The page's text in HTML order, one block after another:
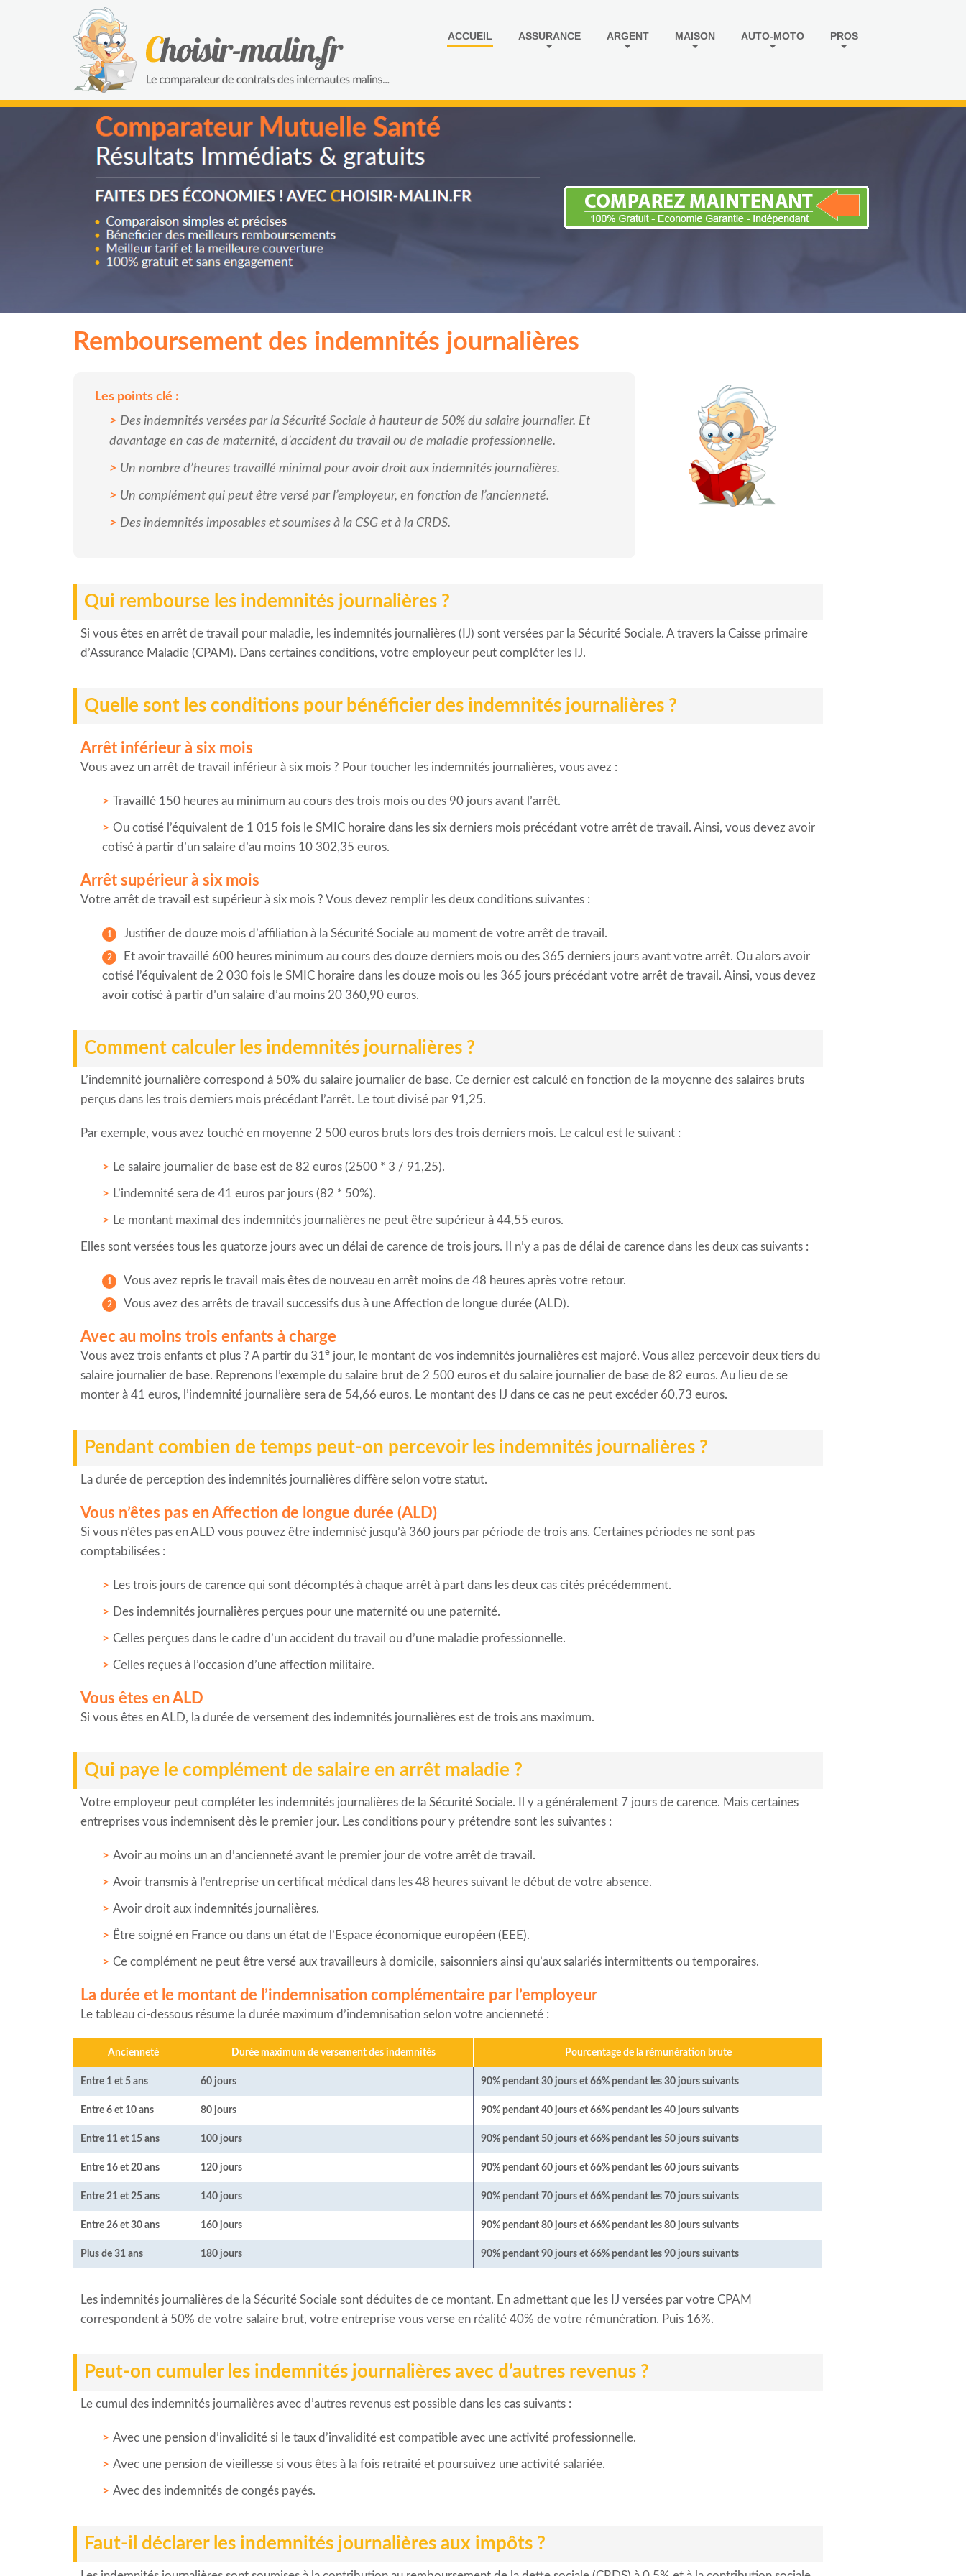
ACCUEIL ASSURANCE ARGENT MAISON AUTO-MOTO PROS
Remboursement des indemnités journalières
Les points clé :
Des indemnités versées par la Sécurité Sociale à hauteur de 50% du salaire journalier. Et
davantage en cas de maternité, d’accident du travail ou de maladie professionnelle.
Un nombre d’heures travaillé minimal pour avoir droit aux indemnités journalières.
Un complément qui peut être versé par l’employeur, en fonction de l’ancienneté.
Des indemnités imposables et soumises à la CSG et à la CRDS.
Qui rembourse les indemnités journalières ?
Si vous êtes en arrêt de travail pour maladie, les indemnités journalières (IJ) sont versées par la Sécurité Sociale. A travers la Caisse primaire
d’Assurance Maladie (CPAM). Dans certaines conditions, votre employeur peut compléter les IJ.
Quelle sont les conditions pour bénéficier des indemnités journalières ?
Arrêt inférieur à six mois
Vous avez un arrêt de travail inférieur à six mois ? Pour toucher les indemnités journalières, vous avez :
Travaillé 150 heures au minimum au cours des trois mois ou des 90 jours avant l’arrêt.
Ou cotisé l’équivalent de 1 015 fois le SMIC horaire dans les six derniers mois précédant votre arrêt de travail. Ainsi, vous devez avoir
cotisé à partir d’un salaire d’au moins 10 302,35 euros.
Arrêt supérieur à six mois
Votre arrêt de travail est supérieur à six mois ? Vous devez remplir les deux conditions suivantes :
Justifier de douze mois d’affiliation à la Sécurité Sociale au moment de votre arrêt de travail.
Et avoir travaillé 600 heures minimum au cours des douze derniers mois ou des 365 derniers jours avant votre arrêt. Ou alors avoir
cotisé l’équivalent de 2 030 fois le SMIC horaire dans les douze mois ou les 365 jours précédant votre arrêt de travail. Ainsi, vous devez
avoir cotisé à partir d’un salaire d’au moins 20 360,90 euros.
Comment calculer les indemnités journalières ?
L’indemnité journalière correspond à 50% du salaire journalier de base. Ce dernier est calculé en fonction de la moyenne des salaires bruts
perçus dans les trois derniers mois précédant l’arrêt. Le tout divisé par 91,25.
Par exemple, vous avez touché en moyenne 2 500 euros bruts lors des trois derniers mois. Le calcul est le suivant :
Le salaire journalier de base est de 82 euros (2500 * 3 / 91,25).
L’indemnité sera de 41 euros par jours (82 * 50%).
Le montant maximal des indemnités journalières ne peut être supérieur à 44,55 euros.
Elles sont versées tous les quatorze jours avec un délai de carence de trois jours. Il n’y a pas de délai de carence dans les deux cas suivants :
Vous avez repris le travail mais êtes de nouveau en arrêt moins de 48 heures après votre retour.
Vous avez des arrêts de travail successifs dus à une Affection de longue durée (ALD).
Avec au moins trois enfants à charge
Vous avez trois enfants et plus ? A partir du 31e jour, le montant de vos indemnités journalières est majoré. Vous allez percevoir deux tiers du
salaire journalier de base. Reprenons l’exemple du salaire brut de 2 500 euros et du salaire journalier de base de 82 euros. Au lieu de se
monter à 41 euros, l’indemnité journalière sera de 54,66 euros. Le montant des IJ dans ce cas ne peut excéder 60,73 euros.
Pendant combien de temps peut-on percevoir les indemnités journalières ?
La durée de perception des indemnités journalières diffère selon votre statut.
Vous n’êtes pas en Affection de longue durée (ALD)
Si vous n’êtes pas en ALD vous pouvez être indemnisé jusqu’à 360 jours par période de trois ans. Certaines périodes ne sont pas
comptabilisées :
Les trois jours de carence qui sont décomptés à chaque arrêt à part dans les deux cas cités précédemment.
Des indemnités journalières perçues pour une maternité ou une paternité.
Celles perçues dans le cadre d’un accident du travail ou d’une maladie professionnelle.
Celles reçues à l’occasion d’une affection militaire.
Vous êtes en ALD
Si vous êtes en ALD, la durée de versement des indemnités journalières est de trois ans maximum.
Qui paye le complément de salaire en arrêt maladie ?
Votre employeur peut compléter les indemnités journalières de la Sécurité Sociale. Il y a généralement 7 jours de carence. Mais certaines
entreprises vous indemnisent dès le premier jour. Les conditions pour y prétendre sont les suivantes :
Avoir au moins un an d’ancienneté avant le premier jour de votre arrêt de travail.
Avoir transmis à l’entreprise un certificat médical dans les 48 heures suivant le début de votre absence.
Avoir droit aux indemnités journalières.
Être soigné en France ou dans un état de l’Espace économique européen (EEE).
Ce complément ne peut être versé aux travailleurs à domicile, saisonniers ainsi qu’aux salariés intermittents ou temporaires.
La durée et le montant de l’indemnisation complémentaire par l’employeur
Le tableau ci-dessous résume la durée maximum d’indemnisation selon votre ancienneté :
Ancienneté Durée maximum de versement des indemnités Pourcentage de la rémunération brute
Entre 1 et 5 ans 60 jours 90% pendant 30 jours et 66% pendant les 30 jours suivants
Entre 6 et 10 ans 80 jours 90% pendant 40 jours et 66% pendant les 40 jours suivants
Entre 11 et 15 ans 100 jours 90% pendant 50 jours et 66% pendant les 50 jours suivants
Entre 16 et 20 ans 120 jours 90% pendant 60 jours et 66% pendant les 60 jours suivants
Entre 21 et 25 ans 140 jours 90% pendant 70 jours et 66% pendant les 70 jours suivants
Entre 26 et 30 ans 160 jours 90% pendant 80 jours et 66% pendant les 80 jours suivants
Plus de 31 ans 180 jours 90% pendant 90 jours et 66% pendant les 90 jours suivants
Les indemnités journalières de la Sécurité Sociale sont déduites de ce montant. En admettant que les IJ versées par votre CPAM
correspondent à 50% de votre salaire brut, votre entreprise vous verse en réalité 40% de votre rémunération. Puis 16%.
Peut-on cumuler les indemnités journalières avec d’autres revenus ?
Le cumul des indemnités journalières avec d’autres revenus est possible dans les cas suivants :
Avec une pension d’invalidité si le taux d’invalidité est compatible avec une activité professionnelle.
Avec une pension de vieillesse si vous êtes à la fois retraité et poursuivez une activité salariée.
Avec des indemnités de congés payés.
Faut-il déclarer les indemnités journalières aux impôts ?